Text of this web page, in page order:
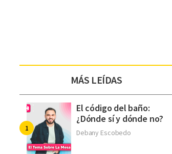
MÁS LEÍDAS
El código del baño:
¿Dónde sí y dónde no?
Debany Escobedo